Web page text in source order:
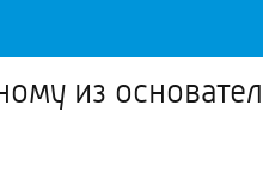
из